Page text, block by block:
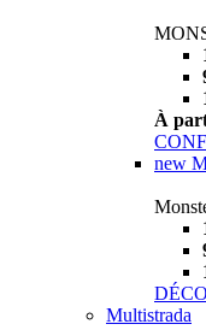
À
new
Multistrada